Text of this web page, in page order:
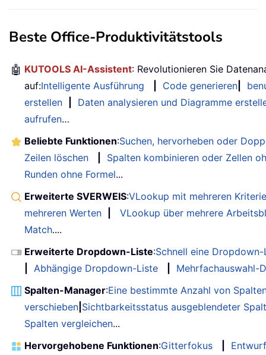
Beste Office-Produktivitätstools
🤖 KUTOOLS AI-Assistent: Revolutionieren Sie
auf:Intelligente Ausführung Code generieren
erstellen
Daten analysieren und Diagramme
aufrufen…
Beliebte Funktionen:Suchen, hervorheben oder
Zeilen löschen
Spalten kombinieren oder Zellen
Runden ohne Formel...
Erweiterte SVERWEIS:VLookup mit mehreren
mehreren Werten
VLookup über mehrere
Match....
Erweiterte Dropdown-Liste:Schnell eine
Abhängige Dropdown-Liste
Mehrfachauswahl-
Spalten-Manager:Eine bestimmte Anzahl von
verschieben Sichtbarkeitsstatus ausgeblendeter
Spalten vergleichen...
Hervorgehobene Funktionen:Gitterfokus
Entwurf